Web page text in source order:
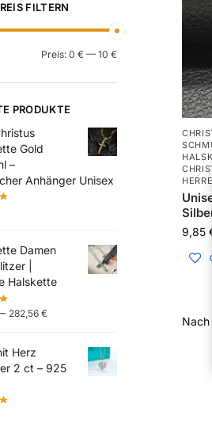
9,85
FILTERN
Preis: 0 € — 10 €
PRODUKTE
Gold
–
Anhänger Unisex
Damen
|
Halskette
– 282,56 €
Herz
2 ct – 925